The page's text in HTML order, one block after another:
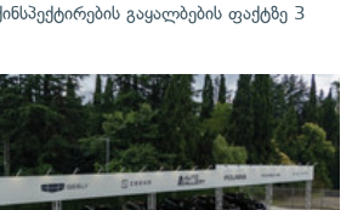
გაყალბების ფაქტზე 3